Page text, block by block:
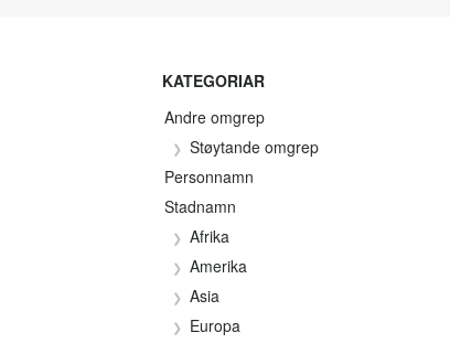
KATEGORIAR
Andre omgrep
Støytande omgrep
Personnamn
Stadnamn
Afrika
Amerika
Asia
Europa